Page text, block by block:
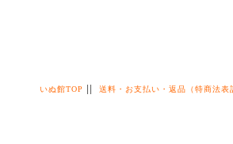
いぬ館TOP 送料・お支払い・返品（特商法表